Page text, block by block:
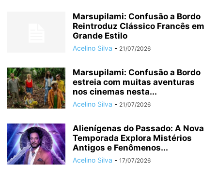
Marsupilami: Confusão a Bordo
Reintroduz Clássico Francês em
Grande Estilo
Acelino Silva - 21/07/2026
Marsupilami: Confusão a Bordo
estreia com muitas aventuras
nos cinemas nesta...
Acelino Silva - 21/07/2026
Alienígenas do Passado: A Nova
Temporada Explora Mistérios
Antigos e Fenômenos...
Acelino Silva - 17/07/2026